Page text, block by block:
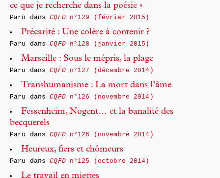
ce que je recherche dans la poésie »
Paru dansCQFDn°129 (février 2015)
Précarité : Une colère à contenir ?
Paru dansCQFDn°128 (janvier 2015)
Marseille : Sous le mépris, la plage
Paru dansCQFDn°127 (décembre 2014)
Transhumanisme : La mort dans l’âme
Paru dansCQFDn°126 (novembre 2014)
Fessenheim, Nogent… et la banalité des
becquerels
Paru dansCQFDn°126 (novembre 2014)
Heureux, fiers et chômeurs
Paru dansCQFDn°125 (octobre 2014)
Le travail en miettes